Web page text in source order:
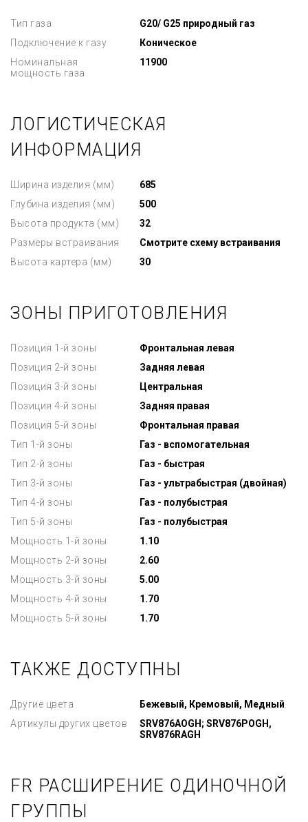
Тип газа
G20/ G25 природный газ
Подключение к газу
Коническое
Номинальная
мощность газа
11900
ЛОГИСТИЧЕСКАЯ
ИНФОРМАЦИЯ
Ширина изделия (мм)
685
Глубина изделия (мм)
500
Высота продукта (мм)
32
Размеры встраивания
Смотрите схему встраивания
Высота картера (мм)
30
ЗОНЫ ПРИГОТОВЛЕНИЯ
Позиция 1-й зоны
Фронтальная левая
Позиция 2-й зоны
Задняя левая
Позиция 3-й зоны
Центральная
Позиция 4-й зоны
Задняя правая
Позиция 5-й зоны
Фронтальная правая
Тип 1-й зоны
Газ - вспомогательная
Тип 2-й зоны
Газ - быстрая
Тип 3-й зоны
Газ - ультрабыстрая (двойная)
Тип 4-й зоны
Газ - полубыстрая
Тип 5-й зоны
Газ - полубыстрая
Мощность 1-й зоны
1.10
Мощность 2-й зоны
2.60
Мощность 3-й зоны
5.00
Мощность 4-й зоны
1.70
Мощность 5-й зоны
1.70
ТАКЖЕ ДОСТУПНЫ
Другие цвета
Бежевый, Кремовый, Медный
Артикулы других цветов
SRV876AOGH; SRV876POGH,
SRV876RAGH
FR РАСШИРЕНИЕ ОДИНОЧНОЙ
ГРУППЫ